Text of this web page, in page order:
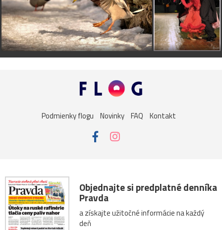
chválim.......
Dudukpred 15 rokmi
Pekné.
sue*pred 15 rokmi
pred 15 rokmi
helka pred 15 rokmi
Podmienky flogu Novinky FAQ Kontakt
Objednajte si predplatné denníka
Pravda
a získajte užitočné informácie na každý
deň